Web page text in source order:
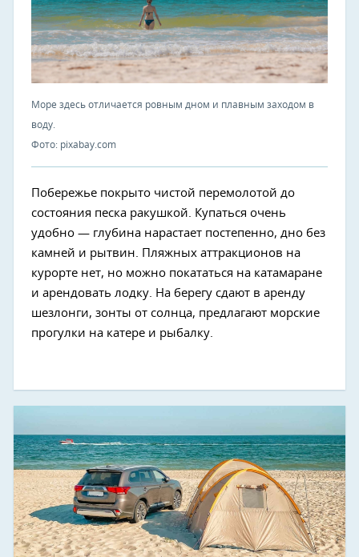
Море здесь отличается ровным дном и плавным заходом в
воду.
Фото: pixabay.com
Побережье покрыто чистой перемолотой до
состояния песка ракушкой. Купаться очень
удобно — глубина нарастает постепенно, дно без
камней и рытвин. Пляжных аттракционов на
курорте нет, но можно покататься на катамаране
и арендовать лодку. На берегу сдают в аренду
шезлонги, зонты от солнца, предлагают морские
прогулки на катере и рыбалку.